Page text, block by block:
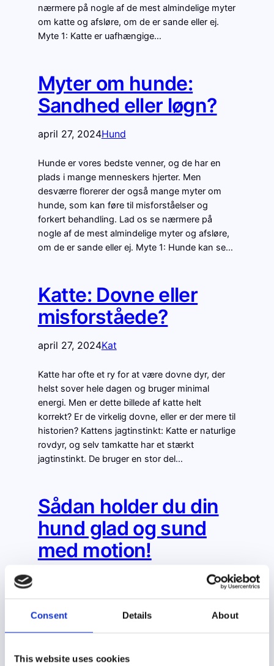
Consent Details About
This website uses cookies
nærmere på nogle af de mest almindelige myter
om katte og afsløre, om de er sande eller ej.
Myte 1: Katte er uafhængige…
Myter om hunde:
Sandhed eller løgn?
april 27, 2024Hund
Hunde er vores bedste venner, og de har en
plads i mange menneskers hjerter. Men
desværre florerer der også mange myter om
hunde, som kan føre til misforståelser og
forkert behandling. Lad os se nærmere på
nogle af de mest almindelige myter og afsløre,
om de er sande eller ej. Myte 1: Hunde kan se…
Katte: Dovne eller
misforståede?
april 27, 2024Kat
Katte har ofte et ry for at være dovne dyr, der
helst sover hele dagen og bruger minimal
energi. Men er dette billede af katte helt
korrekt? Er de virkelig dovne, eller er der mere til
historien? Kattens jagtinstinkt: Katte er naturlige
rovdyr, og selv tamkatte har et stærkt
jagtinstinkt. De bruger en stor del…
Sådan holder du din
hund glad og sund
med motion!
er lige så vigtigt for hunde som for mennesker.
Det giver dem både fysisk og mental